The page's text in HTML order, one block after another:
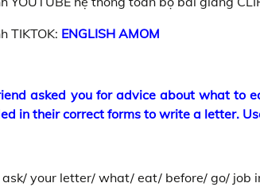
TIKTOK: ENGLISH AMOM
asked you for advice about what to
in their correct forms to write a letter.
ask/ your letter/ what/ eat/ before/ go/ job